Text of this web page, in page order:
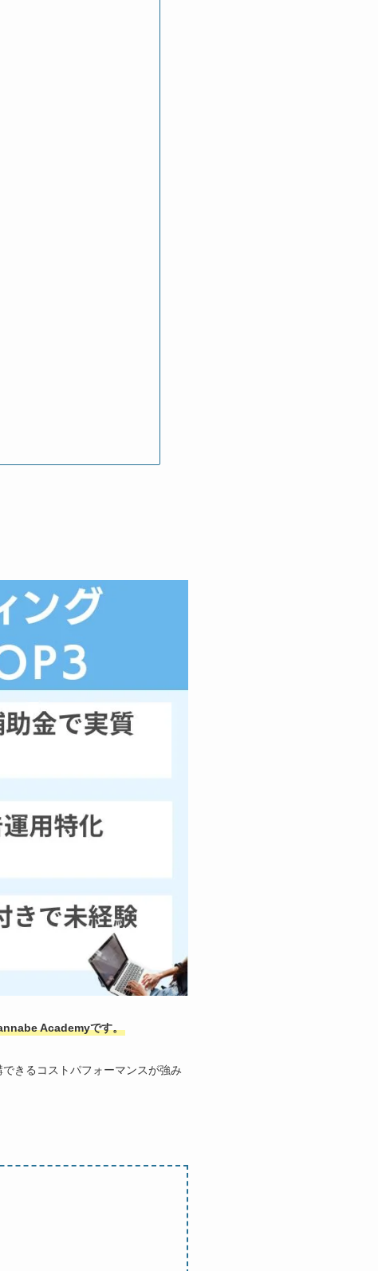
Academyです。
きるコストパフォーマンスが強み